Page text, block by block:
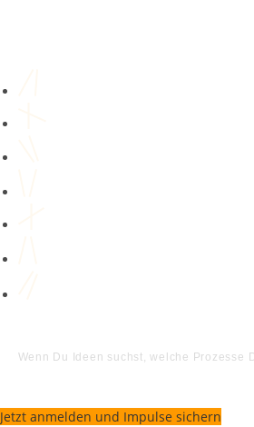
Wenn Du Ideen suchst, welche
Jetzt anmelden und Impulse sichern